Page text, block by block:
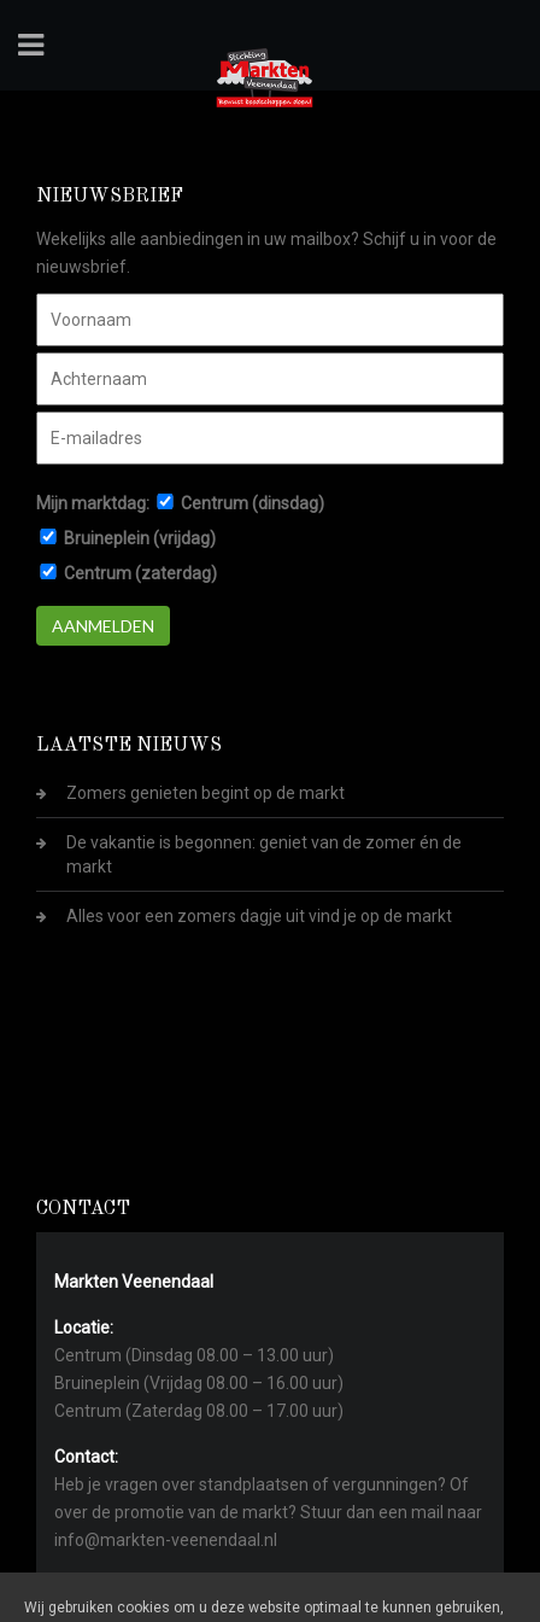
NIEUWSBRIEF
Wekelijks alle aanbiedingen in uw mailbox? Schijf u in voor de
nieuwsbrief.
Mijn marktdag:
Centrum (dinsdag)
Bruineplein (vrijdag)
Centrum (zaterdag)
AANMELDEN
LAATSTE NIEUWS
Zomers genieten begint op de markt
De vakantie is begonnen: geniet van de zomer én de
markt
Alles voor een zomers dagje uit vind je op de markt
CONTACT
Markten Veenendaal
Locatie:
Centrum (Dinsdag 08.00 – 13.00 uur)
Bruineplein (Vrijdag 08.00 – 16.00 uur)
Centrum (Zaterdag 08.00 – 17.00 uur)
Contact:
Heb je vragen over standplaatsen of vergunningen? Of
over de promotie van de markt? Stuur dan een mail naar
info@markten-veenendaal.nl
Wij gebruiken cookies om u deze website optimaal te kunnen gebruiken,